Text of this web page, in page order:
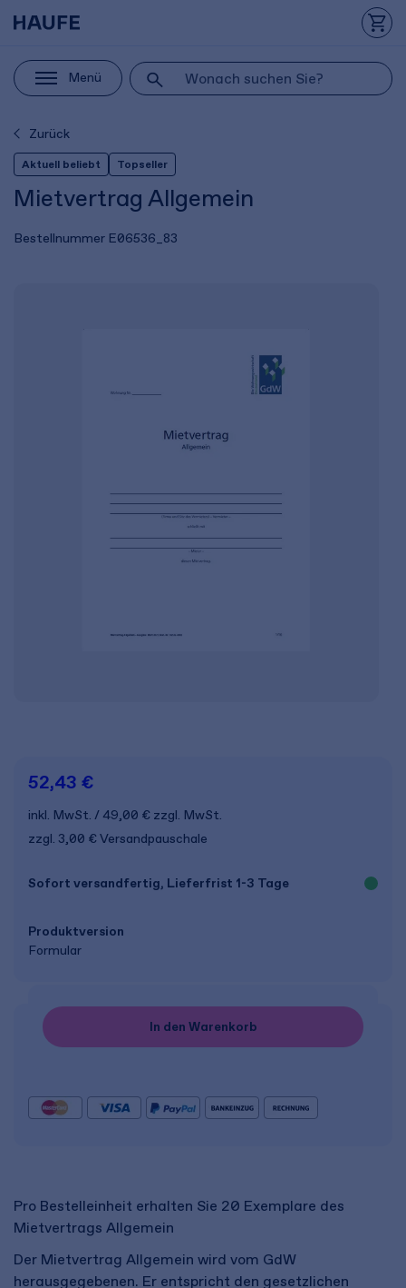
Menü
Zurück
Aktuell beliebt Topseller
Mietvertrag Allgemein
Bestellnummer E06536_83
Pro Bestelleinheit erhalten Sie 20 Exemplare des
Mietvertrags Allgemein
Der Mietvertrag Allgemein wird vom GdW
herausgegebenen. Er entspricht den gesetzlichen
52,43 €
inkl. MwSt. 49,00 € zzgl. MwSt.
zzgl. 3,00 € Versandpauschale
Sofort versandfertig, Lieferfrist 1-3 Tage
Produkt­version
Formular
In den Warenkorb